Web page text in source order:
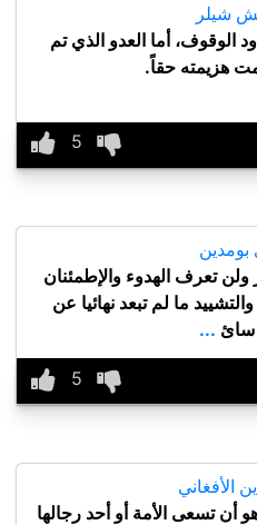
شيلر
الوقوف، أما العدو الذي تم
هزيمته حقاً.
بومدين
ولن تعرف الهدوء والإطمئنان
ما لم تبعد نهائيا عن
سائ ...
الأفغاني
أن تسعى الأمة أو أحد رجالها